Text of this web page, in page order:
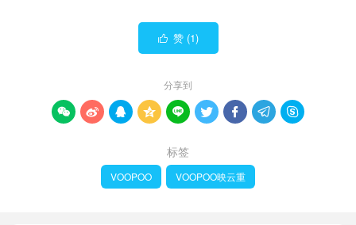
 赞 (1)
分享到
        
标签
VOOPOO VOOPOO映云重